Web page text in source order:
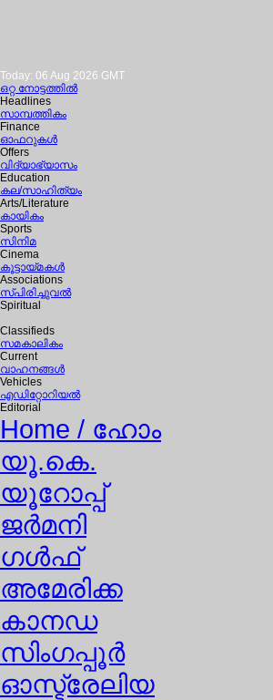
Today: 06 Aug 2026 GMT
ഒറ്റ നോട്ടത്തില്‍
Headlines
സാമ്പത്തികം
Finance
ഓഫറുകള്‍
Offers
വിദ്യാഭ്യാസം
Education
കല/സാഹിത്യം
Arts/Literature
കായികം
Sports
സിനിമ
Cinema
കൂട്ടായ്മകള്‍
Associations
സ്പിരിച്ചുവല്‍
Spiritual
Classifieds
സമകാലികം
Current
വാഹനങ്ങള്‍
Vehicles
എഡിറ്റോറിയല്‍
Editorial
Home / ഹോം
യൂ.കെ.
യൂറോപ്പ്
ജര്‍മനി
ഗള്‍ഫ്
അമേരിക്ക
കാനഡ
സിംഗപ്പൂര്‍
ഓസ്ട്രേലിയ